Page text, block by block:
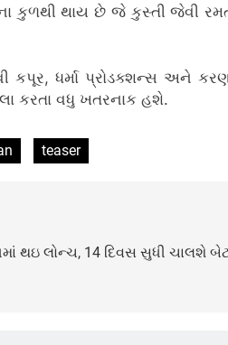
કુળથી થાય છે જે કુસ્તી જેવી
ધર્મા પ્રોડક્શન્સ અને કરણ
કરતા વધુ ખતરનાક હશે.
teaser
થઇ લોન્ચ, 14 દિવસ સુધી ચાલશે